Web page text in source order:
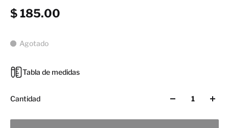
$ 185.00
Agotado
Tabla de medidas
Cantidad